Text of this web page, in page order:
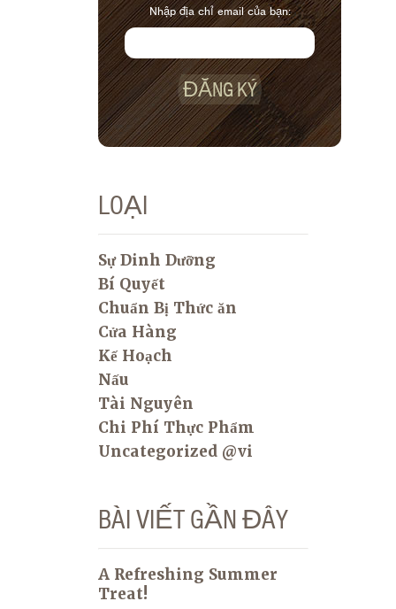
Nhập địa chỉ email của bạn:
ĐĂNG KÝ
LOẠI
Sự Dinh Dưỡng
Bí Quyết
Chuẩn Bị Thức ăn
Cửa Hàng
Kế Hoạch
Nấu
Tài Nguyên
Chi Phí Thực Phẩm
Uncategorized @vi
BÀI VIẾT GẦN ĐÂY
A Refreshing Summer
Treat!